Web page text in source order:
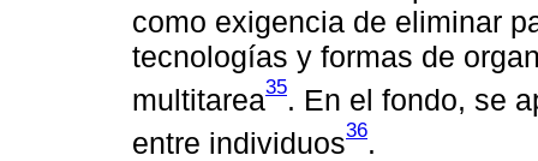
como exigencia de eliminar
tecnologías y formas de
multitarea35. En el fondo, se
entre individuos36.